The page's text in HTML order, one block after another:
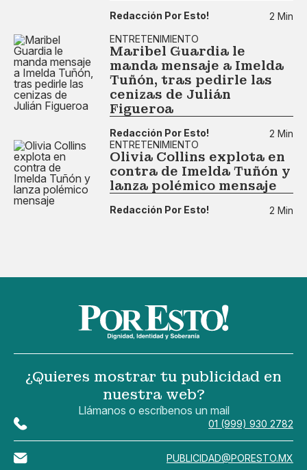
Redacción Por Esto!
2 Min
ENTRETENIMIENTO
Maribel Guardia le
manda mensaje a Imelda
Tuñón, tras pedirle las
cenizas de Julián
Figueroa
Redacción Por Esto!
2 Min
ENTRETENIMIENTO
Olivia Collins explota en
contra de Imelda Tuñón y
lanza polémico mensaje
Redacción Por Esto! 2 Min
¿Quieres mostrar tu publicidad en
nuestra web?
Llámanos o escríbenos un mail
01 (999) 930 2782
PUBLICIDAD@PORESTO.MX